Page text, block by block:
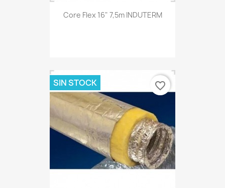
Core Flex 16" 7,5m INDUTERM
SIN STOCK favorite_border